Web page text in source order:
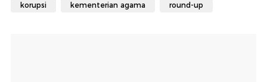
korupsi kementerian agama round-up